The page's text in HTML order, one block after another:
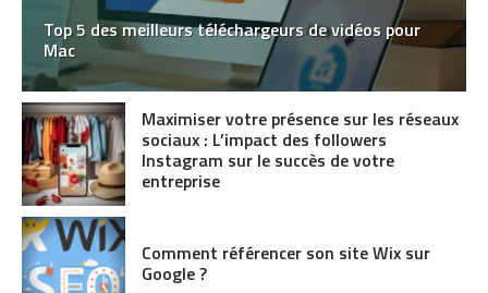
Top 5 des meilleurs téléchargeurs de vidéos pour
Mac
Maximiser votre présence sur les réseaux
sociaux : L’impact des followers
Instagram sur le succès de votre
entreprise
Comment référencer son site Wix sur
Google ?